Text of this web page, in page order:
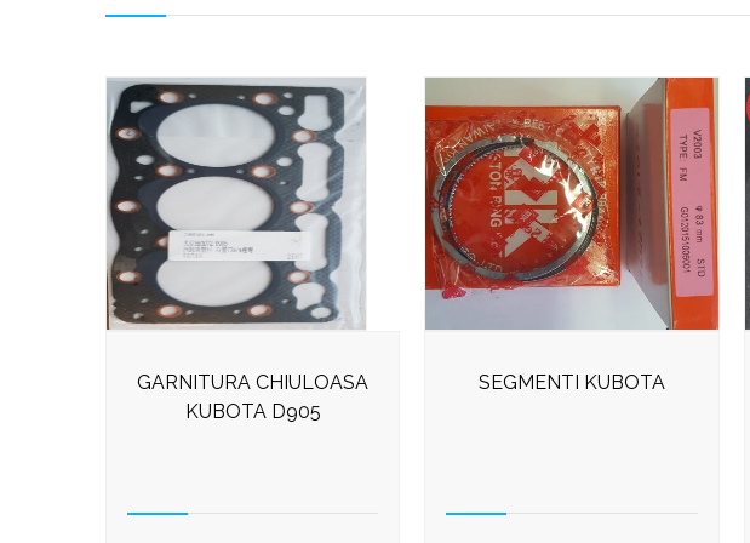
GARNITURA CHIULOASA
KUBOTA D905
SEGMENTI KUBOTA